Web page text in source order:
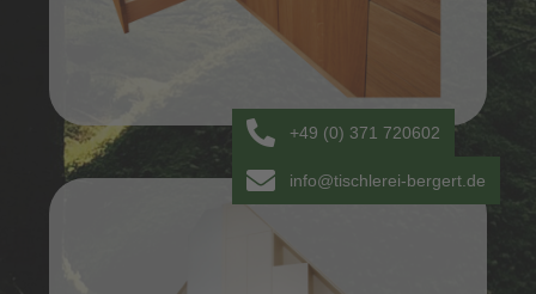
+49 (0) 371 720602
info@tischlerei-bergert.de